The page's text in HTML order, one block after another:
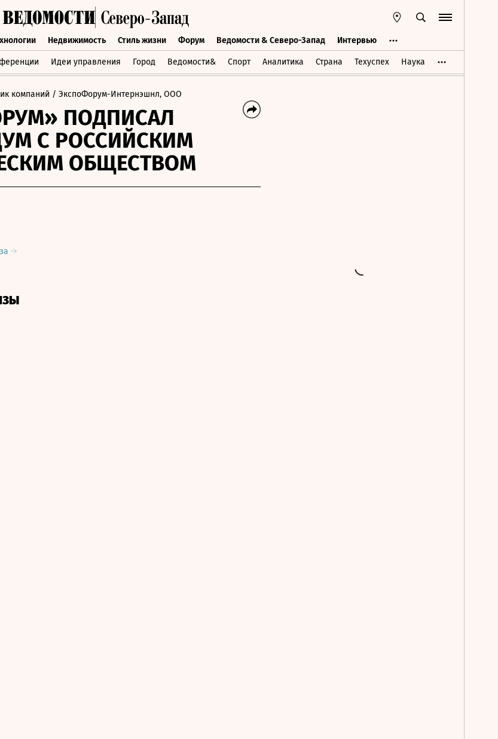
Недвижимость Стиль жизни Форум Ведомости & Северо-Запад Интервью
Идеи управления Город Ведомости& Спорт Аналитика Страна Техуспех Наука
Технологии Недвижимость Стиль жизни Форум Ведомости & Северо-Запад Интервью
компаний / ЭкспоФорум-Интернэшнл, ООО
ПОДПИСАЛ
С РОССИЙСКИМ
ОБЩЕСТВОМ